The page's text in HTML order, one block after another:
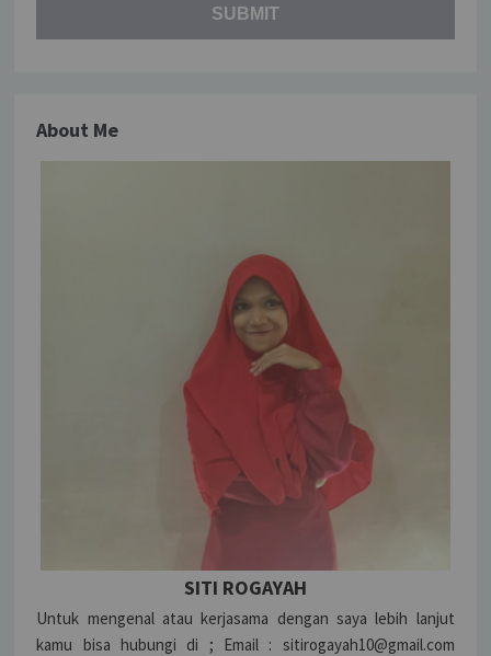
About Me
SITI ROGAYAH
Untuk mengenal atau kerjasama dengan saya lebih lanjut
kamu bisa hubungi di ; Email : sitirogayah10@gmail.com